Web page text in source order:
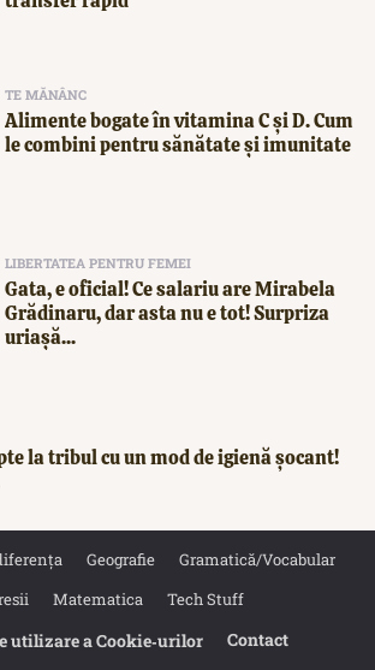
TE MĂNÂNC
Alimente bogate în vitamina C și D. Cum
le combini pentru sănătate și imunitate
LIBERTATEA PENTRU FEMEI
Gata, e oficial! Ce salariu are Mirabela
Grădinaru, dar asta nu e tot! Surpriza
uriașă...
la tribul cu un mod de igienă șocant!
Geografie
Gramatică/Vocabular
Matematica Tech Stuff
utilizare a Cookie‐urilor Contact